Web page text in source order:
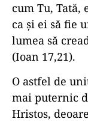
cum Tu, Tată,
ca şi ei să fie
lumea să
(Ioan 17,21).
O astfel de
mai puternic
Hristos,